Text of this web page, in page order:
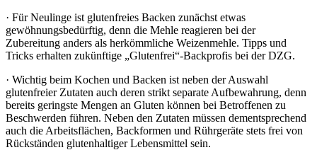
· Für Neulinge ist glutenfreies Backen zunächst etwas
gewöhnungsbedürftig, denn die Mehle reagieren bei der
Zubereitung anders als herkömmliche Weizenmehle. Tipps und
Tricks erhalten zukünftige „Glutenfrei“-Backprofis bei der DZG.
· Wichtig beim Kochen und Backen ist neben der Auswahl
glutenfreier Zutaten auch deren strikt separate Aufbewahrung, denn
bereits geringste Mengen an Gluten können bei Betroffenen zu
Beschwerden führen. Neben den Zutaten müssen dementsprechend
auch die Arbeitsflächen, Backformen und Rührgeräte stets frei von
Rückständen glutenhaltiger Lebensmittel sein.